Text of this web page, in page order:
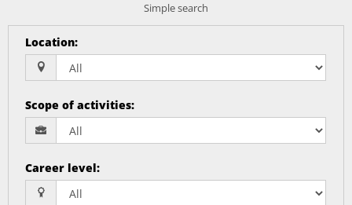
Simple search
Location:
Scope of activities:
Career level: